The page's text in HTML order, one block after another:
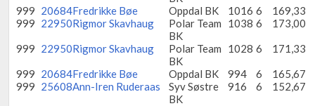
999 20684Fredrikke Bøe Oppdal BK 1016 6
169,33
999 22950Rigmor Skavhaug
Polar Team
BK
1038 6
173,00
999 22950Rigmor Skavhaug
Polar Team
BK
1028 6
171,33
999 20684Fredrikke Bøe Oppdal BK 994 6
165,67
999 25608Ann-Iren Ruderaas
Syv Søstre
BK
916 6
152,67